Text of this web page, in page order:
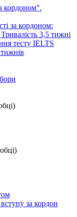
кордоном”.
за кордоном:
3,5 тижні
тесту IELTS
за кордон